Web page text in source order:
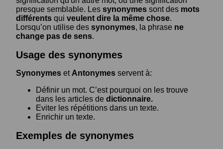
presque semblable. Les synonymes sont des mots
différents qui veulent dire la même chose.
Lorsqu’on utilise des synonymes, la phrase ne
change pas de sens.
Usage des synonymes
Synonymes et Antonymes servent à:
Définir un mot. C’est pourquoi on les trouve
dans les articles de dictionnaire.
Eviter les répétitions dans un texte.
Enrichir un texte.
Exemples de synonymes